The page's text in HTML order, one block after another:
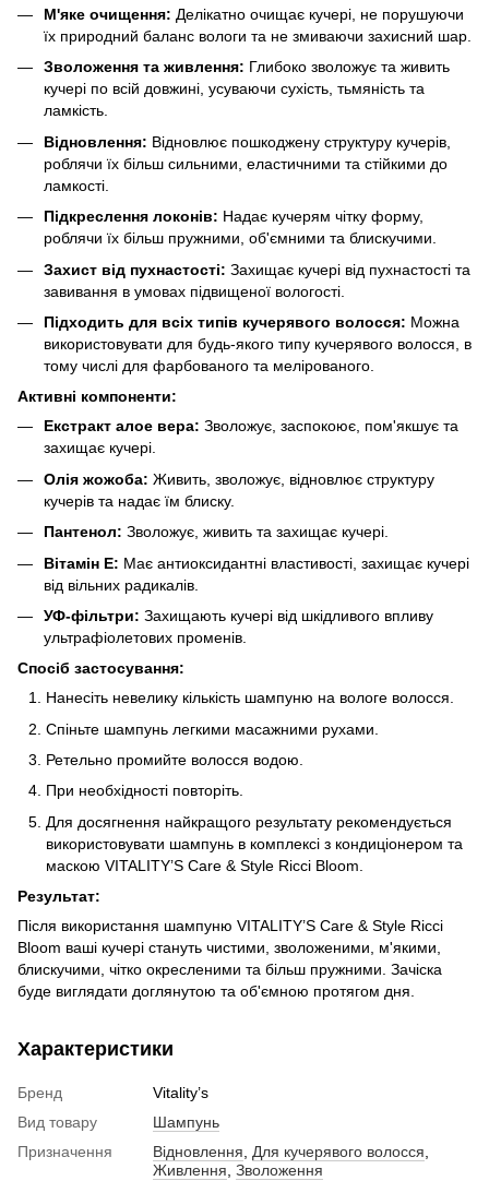
М'яке очищення: Делікатно очищає кучері, не порушуючи
їх природний баланс вологи та не змиваючи захисний шар.
Зволоження та живлення: Глибоко зволожує та живить
кучері по всій довжині, усуваючи сухість, тьмяність та
ламкість.
Відновлення: Відновлює пошкоджену структуру кучерів,
роблячи їх більш сильними, еластичними та стійкими до
ламкості.
Підкреслення локонів: Надає кучерям чітку форму,
роблячи їх більш пружними, об'ємними та блискучими.
Захист від пухнастості: Захищає кучері від пухнастості та
завивання в умовах підвищеної вологості.
Підходить для всіх типів кучерявого волосся: Можна
використовувати для будь-якого типу кучерявого волосся, в
тому числі для фарбованого та мелірованого.
Активні компоненти:
Екстракт алое вера: Зволожує, заспокоює, пом'якшує та
захищає кучері.
Олія жожоба: Живить, зволожує, відновлює структуру
кучерів та надає їм блиску.
Пантенол: Зволожує, живить та захищає кучері.
Вітамін E: Має антиоксидантні властивості, захищає кучері
від вільних радикалів.
УФ-фільтри: Захищають кучері від шкідливого впливу
ультрафіолетових променів.
Спосіб застосування:
Нанесіть невелику кількість шампуню на вологе волосся.
Спіньте шампунь легкими масажними рухами.
Ретельно промийте волосся водою.
При необхідності повторіть.
Для досягнення найкращого результату рекомендується
використовувати шампунь в комплексі з кондиціонером та
маскою VITALITY’S Care & Style Ricci Bloom.
Результат:
Після використання шампуню VITALITY’S Care & Style Ricci
Bloom ваші кучері стануть чистими, зволоженими, м'якими,
блискучими, чітко окресленими та більш пружними. Зачіска
буде виглядати доглянутою та об'ємною протягом дня.
Характеристики
Бренд
Vitality’s
Вид товару
Шампунь
Призначення
Відновлення, Для кучерявого волосся,
Живлення, Зволоження